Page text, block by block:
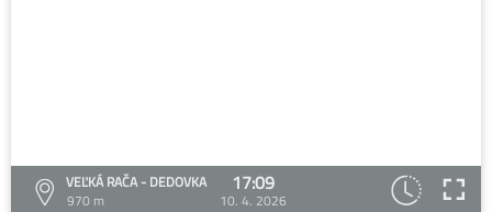
VEĽKÁ RAČA - DEDOVKA
970 m
17:09
10. 4. 2026